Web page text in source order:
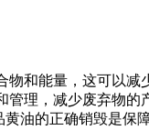
物和能量，这可以
理，减少废弃物
油的正确销毁是